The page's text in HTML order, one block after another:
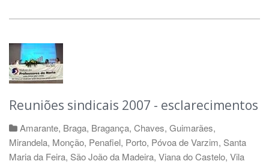
Reuniões sindicais 2007 - esclarecimentos
Amarante, Braga, Bragança, Chaves, Guimarães,
Mirandela, Monção, Penafiel, Porto, Póvoa de Varzim, Santa
Maria da Feira, São João da Madeira, Viana do Castelo, Vila